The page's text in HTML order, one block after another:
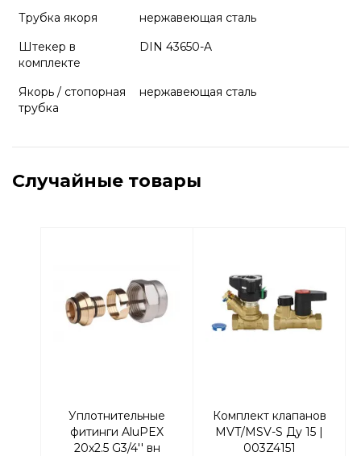
Трубка якоря
нержавеющая сталь
Штекер в
комплекте
DIN 43650-A
Якорь / стопорная
трубка
нержавеющая сталь
Случайные товары
Уплотнительные
фитинги AluPEX
20x2.5 G3/4'' вн
Комплект клапанов
MVT/MSV-S Ду 15 |
003Z4151